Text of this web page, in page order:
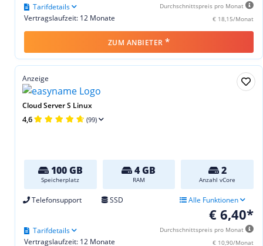
Durchschnittspreis pro Monat
€ 18,15/Monat
Vertragslaufzeit: 12 Monate
Tarifdetails
ZUM ANBIETER *
Anzeige
Cloud Server S Linux
4,6 (99)
100 GB
Speicherplatz
4 GB
RAM
2
Anzahl vCore
Telefonsupport SSD Alle Funktionen
€ 6,40*
Durchschnittspreis pro Monat
€ 10,90/Monat
Vertragslaufzeit: 12 Monate
Tarifdetails